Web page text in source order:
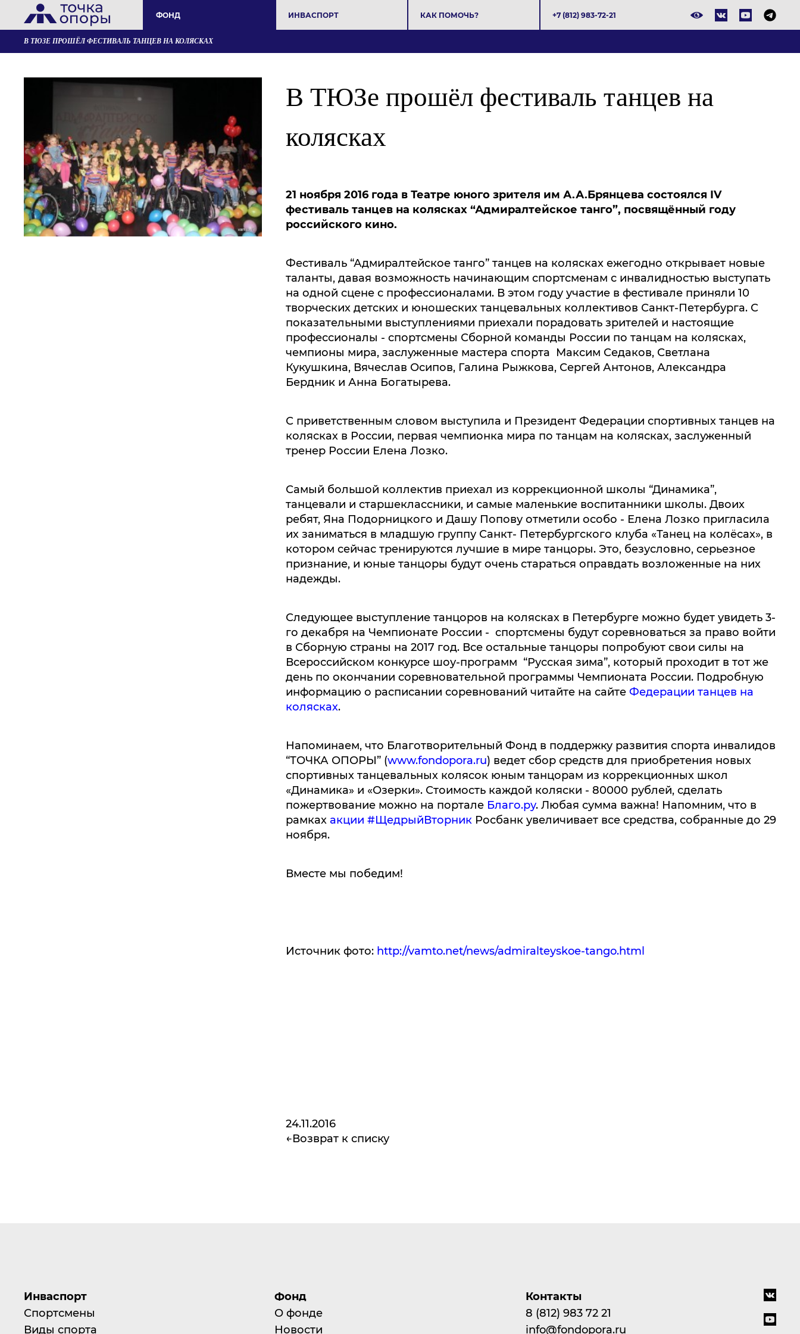
ФОНД ИНВАСПОРТ КАК ПОМОЧЬ? +7 (812) 983-72-21
В ТЮЗЕ ПРОШЁЛ ФЕСТИВАЛЬ ТАНЦЕВ НА КОЛЯСКАХ
В ТЮЗе прошёл фестиваль танцев на
колясках
21 ноября 2016 года в Театре юного зрителя им А.А.Брянцева состоялся IV
фестиваль танцев на колясках “Адмиралтейское танго”, посвящённый году
российского кино.
Фестиваль “Адмиралтейское танго” танцев на колясках ежегодно открывает новые
таланты, давая возможность начинающим спортсменам с инвалидностью выступать
на одной сцене с профессионалами. В этом году участие в фестивале приняли 10
творческих детских и юношеских танцевальных коллективов Санкт-Петербурга. С
показательными выступлениями приехали порадовать зрителей и настоящие
профессионалы - спортсмены Сборной команды России по танцам на колясках,
чемпионы мира, заслуженные мастера спорта Максим Седаков, Светлана
Кукушкина, Вячеслав Осипов, Галина Рыжкова, Сергей Антонов, Александра
Бердник и Анна Богатырева.
С приветственным словом выступила и Президент Федерации спортивных танцев на
колясках в России, первая чемпионка мира по танцам на колясках, заслуженный
тренер России Елена Лозко.
Самый большой коллектив приехал из коррекционной школы “Динамика”,
танцевали и старшеклассники, и самые маленькие воспитанники школы. Двоих
ребят, Яна Подорницкого и Дашу Попову отметили особо - Елена Лозко пригласила
их заниматься в младшую группу Санкт- Петербургского клуба «Танец на колёсах», в
котором сейчас тренируются лучшие в мире танцоры. Это, безусловно, серьезное
признание, и юные танцоры будут очень стараться оправдать возложенные на них
надежды.
Следующее выступление танцоров на колясках в Петербурге можно будет увидеть 3-
го декабря на Чемпионате России - спортсмены будут соревноваться за право войти
в Сборную страны на 2017 год. Все остальные танцоры попробуют свои силы на
Всероссийском конкурсе шоу-программ “Русская зима”, который проходит в тот же
день по окончании соревновательной программы Чемпионата России. Подробную
информацию о расписании соревнований читайте на сайте Федерации танцев на
колясках.
Напоминаем, что Благотворительный Фонд в поддержку развития спорта инвалидов
“ТОЧКА ОПОРЫ” (www.fondopora.ru) ведет сбор средств для приобретения новых
спортивных танцевальных колясок юным танцорам из коррекционных школ
«Динамика» и «Озерки». Стоимость каждой коляски - 80000 рублей, сделать
пожертвование можно на портале Благо.ру. Любая сумма важна! Напомним, что в
рамках акции #ЩедрыйВторник Росбанк увеличивает все средства, собранные до 29
ноября.
Вместе мы победим!
Источник фото: http://vamto.net/news/admiralteyskoe-tango.html
24.11.2016
Возврат к списку
Инваспорт
Спортсмены
Виды спорта
Фонд
О фонде
Новости
Контакты
8 (812) 983 72 21
info@fondopora.ru